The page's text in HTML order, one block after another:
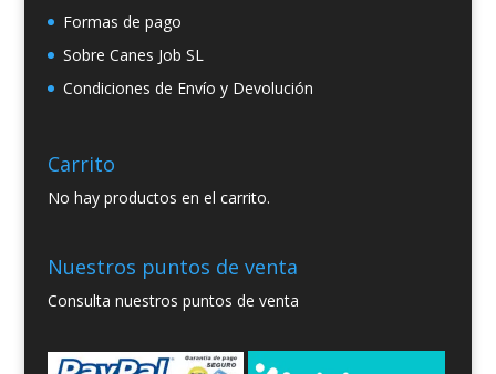
Formas de pago
Sobre Canes Job SL
Condiciones de Envío y Devolución
Carrito
No hay productos en el carrito.
Nuestros puntos de venta
Consulta nuestros puntos de venta